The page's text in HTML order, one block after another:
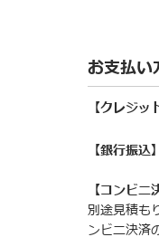
お支払い
【クレジッ
【銀行振込】
【コンビ
別途見積も
ンビニ決済